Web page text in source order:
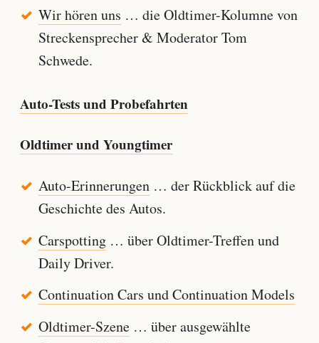
Wir hören uns … die Oldtimer-Kolumne von
Streckensprecher & Moderator Tom
Schwede.
Auto-Tests und Probefahrten
Oldtimer und Youngtimer
Auto-Erinnerungen… der Rückblick auf die
Geschichte des Autos.
Carspotting… über Oldtimer-Treffen und
Daily Driver.
Continuation Cars und Continuation Models
Oldtimer-Szene… über ausgewählte